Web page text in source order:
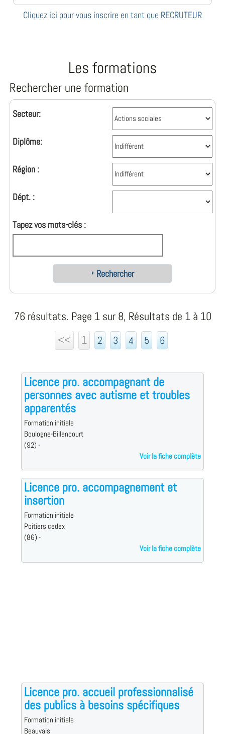
Cliquez ici pour vous inscrire en tant que RECRUTEUR
Les formations
Rechercher une formation
Secteur:
Diplôme:
Région :
Dépt. :
Tapez vos mots-clés :
Rechercher
76 résultats. Page 1 sur 8, Résultats de 1 à 10
<<
1 2 3 4 5 6
Licence pro. accompagnant de
personnes avec autisme et troubles
apparentés
Formation initiale
Boulogne-Billancourt
(92) -
Voir la fiche complète
Licence pro. accompagnement et
insertion
Formation initiale
Poitiers cedex
(86) -
Voir la fiche complète
Licence pro. accueil professionnalisé
des publics à besoins spécifiques
Formation initiale
Beauvais